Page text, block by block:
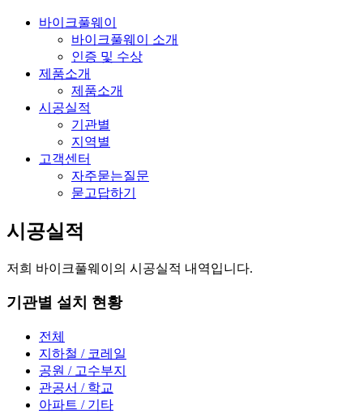
바이크풀웨이
바이크풀웨이 소개
인증 및 수상
제품소개
제품소개
시공실적
기관별
지역별
고객센터
자주묻는질문
묻고답하기
시공실적
저희 바이크풀웨이의 시공실적 내역입니다.
기관별 설치 현황
전체
지하철 / 코레일
공원 / 고수부지
관공서 / 학교
아파트 / 기타